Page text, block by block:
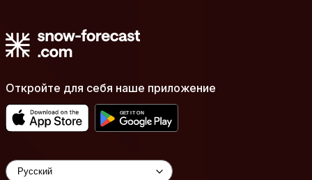
Откройте для себя наше приложение